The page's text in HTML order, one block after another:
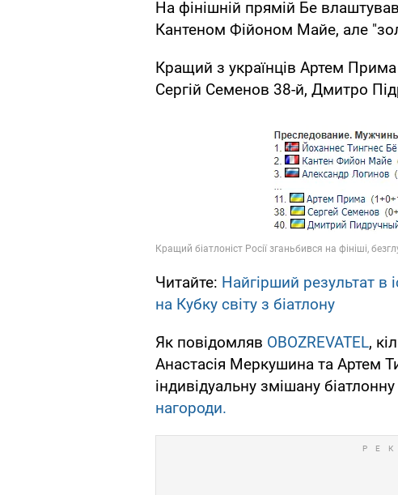
На фінішній прямій Бе
Кантеном Фійоном Майе, але
Кращий з українців Артем
Сергій Семенов 38-й, Дмитро
Читайте: Найгірший результат в
на Кубку світу з біатлону
Як повідомляв OBOZREVATEL,
Анастасія Меркушина та Артем
індивідуальну змішану
нагороди.